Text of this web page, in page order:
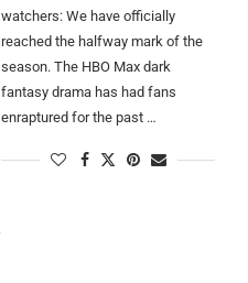
watchers: We have officially
reached the halfway mark of the
season. The HBO Max dark
fantasy drama has had fans
enraptured for the past …